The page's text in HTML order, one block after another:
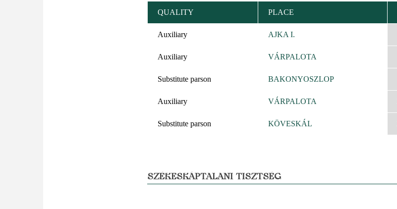
QUALITY PLACE
Auxiliary AJKA I.
Auxiliary VÁRPALOTA
Substitute parson BAKONYOSZLOP
Auxiliary VÁRPALOTA
Substitute parson KÖVESKÁL
SZÉKESKÁPTALANI TISZTSÉG